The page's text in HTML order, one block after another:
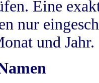
Eine
nur
und Jahr.